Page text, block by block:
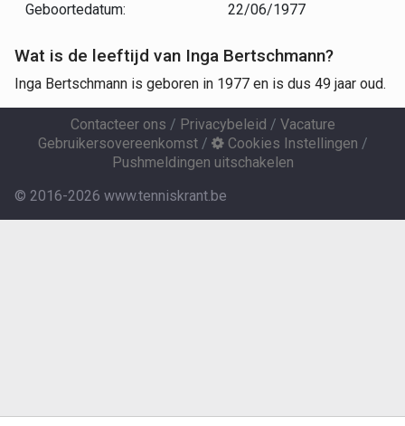
Geboortedatum: 22/06/1977
Wat is de leeftijd van Inga Bertschmann?
Inga Bertschmann is geboren in 1977 en is dus 49 jaar oud.
Contacteer ons / Privacybeleid / Vacature
Gebruikersovereenkomst/ Cookies Instellingen /
Pushmeldingen uitschakelen
© 2016-2026 www.tenniskrant.be